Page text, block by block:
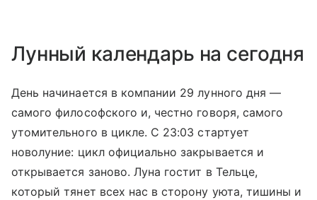
Лунный календарь на сегодня
День начинается в компании 29 лунного дня —
самого философского и, честно говоря, самого
утомительного в цикле. С 23:03 стартует
новолуние: цикл официально закрывается и
открывается заново. Луна гостит в Тельце,
который тянет всех нас в сторону уюта, тишины и